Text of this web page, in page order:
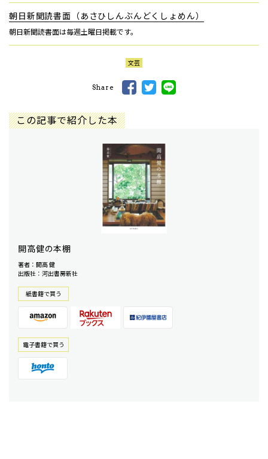
朝日新聞読書面（あさひしんぶんどくしょめん）
朝日新聞読書面は毎週土曜日掲載です。
文芸
Share
この記事で紹介した本
開高健の本棚
著者：開高 健
出版社：河出書房新社
紙書籍で買う
電⼦書籍で買う